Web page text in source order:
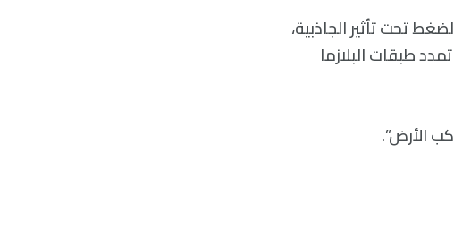
تحت تأثير الجاذبية،
طبقات البلازما
الأرض”.